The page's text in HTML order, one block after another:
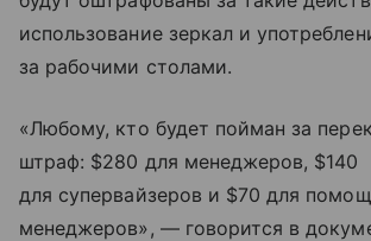
использование зеркал и
за рабочими столами.
«Любому, кто будет пойман за
штраф: $280 для менеджеров, $140
для супервайзеров и $70 для
менеджеров», — говорится в